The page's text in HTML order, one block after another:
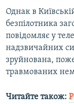
Однак в
безпілотника
повідомляє у
надзвичайних
зруйнована,
травмованих
Читайте також: